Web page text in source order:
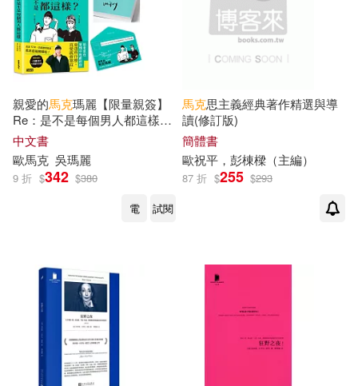
約翰．道格拉斯＆馬克．歐夏克(1)
維．比安基(1)
肯尼斯．葛拉罕(1)
華盛頓‧歐文(1) 藍斯(1)
賈婕(1)
鄭莉，張笑夷（主編）(1)
陳氚(1)
尚儀數位學習(1) 左岸文化(1)
東方出版社(1) 格林文化(1)
民主與建設出版社(1)
江蘇鳳凰美術出版社(1)
清華大學出版社(1)
湖南教育出版社(1)
親愛的馬克瑪麗【限量親簽】
Re：是不是每個男人都這樣?
(附贈快速通關信封)
中文書
歐馬克 吳瑪麗
9 折 $342 $380
電
試閱
馬克思主義經典著作精選與導
讀(修訂版)
簡體書
歐祝平，彭棟樑（主編）
87 折 $255 $293